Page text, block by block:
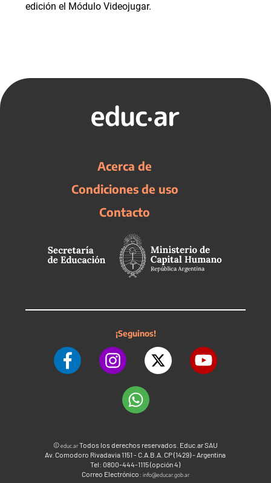
edición el Módulo Videojugar.
Acerca de
Condiciones de uso
Contacto
¡Seguinos!
©educ.arTodos los derechos reservados. Educ.ar SAU
Av. Comodoro Rivadavia 1151 - C.A.B.A. CP (1429) - Argentina
Tel: 0800-444-1115 (opción 4)
Correo Electrónico: info@educar.gob.ar